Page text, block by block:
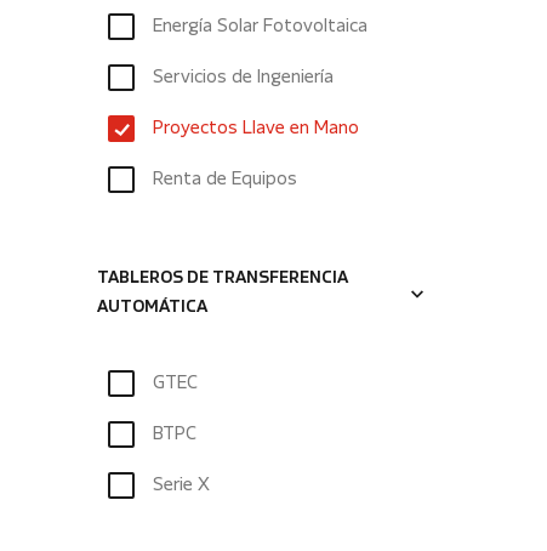
Energía Solar Fotovoltaica
Servicios de Ingeniería
Proyectos Llave en Mano
Renta de Equipos
TABLEROS DE TRANSFERENCIA
AUTOMÁTICA
GTEC
BTPC
Serie X